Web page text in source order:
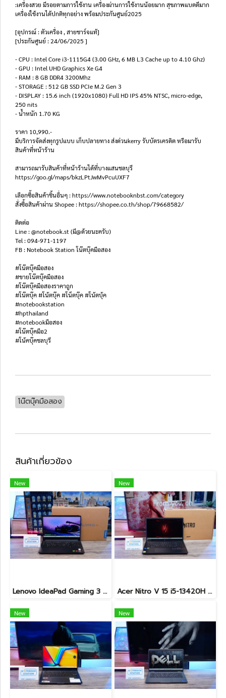
:เครื่องสวย มีรอยตามการใช้งาน เครื่องผ่านการใช้งานน้อยมาก สุขภาพแบตดีมาก
เครื่องใช้งานได้ปกติทุกอย่าง พร้อมประกันศูนย์2025
[อุปกรณ์ : ตัวเครื่อง , สายชาร์จแท้]
[ประกันศูนย์ : 24/06/2025 ]
- CPU : Intel Core i3-1115G4 (3.00 GHz, 6 MB L3 Cache up to 4.10 Ghz)
- GPU : Intel UHD Graphics Xe G4
- RAM : 8 GB DDR4 3200Mhz
- STORAGE : 512 GB SSD PCIe M.2 Gen 3
- DISPLAY : 15.6 inch (1920x1080) Full HD IPS 45% NTSC, micro-edge,
250 nits
- น้ำหนัก 1.70 KG
ราคา 10,990.-
มีบริการจัดส่งทุกรูปแบบ เก็บปลายทาง ส่งด่วนkerry รับบัตรเครดิต หรือมารับ
สินค้าที่หน้าร้าน
สามารถมารับสินค้าที่หน้าร้านได้ที่บางแสนชลบุรี
https://goo.gl/maps/bkzLPtJwMvPcuUXF7
เลือกซื้อสินค้าชิ้นอื่นๆ : https://www.notebooknbst.com/category
สั่งซื้อสินค้าผ่าน Shopee : https://shopee.co.th/shop/79668582/
ติดต่อ
Line : @notebook.st (มี@ด้วยนะครับ)
Tel : 094-971-1197
FB : Notebook Station โน๊ตบุ๊คมือสอง
#โน๊ตบุ๊คมือสอง
#ขายโน๊ตบุ๊คมือสอง
#โน๊ตบุ๊คมือสองราคาถูก
#โน๊ตบุ๊ค #โน้ตบุ๊ค #โน็ตบุ๊ค #โน้ตบุ้ค
#notebookstation
#hpthailand
#notebookมือสอง
#โน๊ตบุ๊คมือ2
#โน้คบุ๊คชลบุรี
โน๊ตบุ๊คมือสอง
สินค้าเกี่ยวข้อง
New
Lenovo IdeaPad Gaming 3 Ryzen5-5500H RAM16 RTX2050(4GB) 512GB M.2 จอ15.6 FHD 144Hz สเปคเกมมิ่ง คีย์บอร์ดไฟสีRGB เครื่องพร้อมใช้งาน ราคาเพียง 16,900.-
New
Acer Nitro V 15 i5-13420H Ram16 RTX2050(4GB) SSD512GB จอ15.6นิ้ว FHD 144Hz เกมมิ่งรุ่นใหม่ ดีไซน์ฝาหลังสุดเท่ มีประกันศูนย์2027 เครื่องพร้อมใช้งาน ราคาสุดคุ้มเพียง 17,990.-
New New